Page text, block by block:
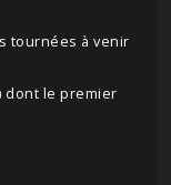
tournées à venir
dont le premier